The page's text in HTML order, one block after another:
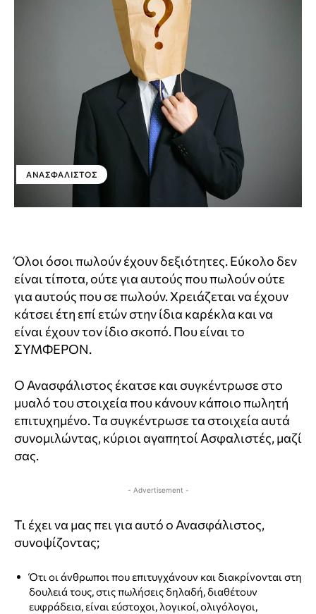
ΑΝΑΣΦΆΛΙΣΤΟΣ
Όλοι όσοι πωλούν έχουν δεξιότητες. Εύκολο δεν
είναι τίποτα, ούτε για αυτούς που πωλούν ούτε
για αυτούς που σε πωλούν. Χρειάζεται να έχουν
κάτσει έτη επί ετών στην ίδια καρέκλα και να
είναι έχουν τον ίδιο σκοπό. Που είναι το
ΣΥΜΦΕΡΟΝ.
Ο Ανασφάλιστος έκατσε και συγκέντρωσε στο
μυαλό του στοιχεία που κάνουν κάποιο πωλητή
επιτυχημένο. Τα συγκέντρωσε τα στοιχεία αυτά
συνομιλώντας, κύριοι αγαπητοί Ασφαλιστές, μαζί
σας.
- Advertisement -
Τι έχει να μας πει για αυτό ο Ανασφάλιστος,
συνοψίζοντας;
Ότι οι άνθρωποι που επιτυγχάνουν και διακρίνονται στη
δουλειά τους, στις πωλήσεις δηλαδή, διαθέτουν
ευφράδεια, είναι εύστοχοι, λογικοί, ολιγόλογοι,